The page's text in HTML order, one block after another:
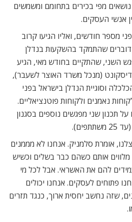
מפי בכירים בתחומם ומשמשים
אנשי העסקים.
מספר חודשים, ואליו הגיעו קרוב
דוברים שהתמקד בהשקעות בנדלן
השני, שהתקיים בחודש מאי, הגיע
דיסקונט (מנכל משרד האוצר לשעבר),
וסוגיית הנדלן בישראל בפני
נאמנים ולקוחות פוטנציאליים.
תכנון שני מפגשים נוספים בסגנון
אומרת סלמניק. אנחנו לא מממנים
מלווים אותם כשהם כבר בשלים וכשיש
להם את האשראי. אבל לכל מי
פתוחים לעסקים. אנחנו יכולים
שזה נחשב יחסית ארוך, כנגד תזרים